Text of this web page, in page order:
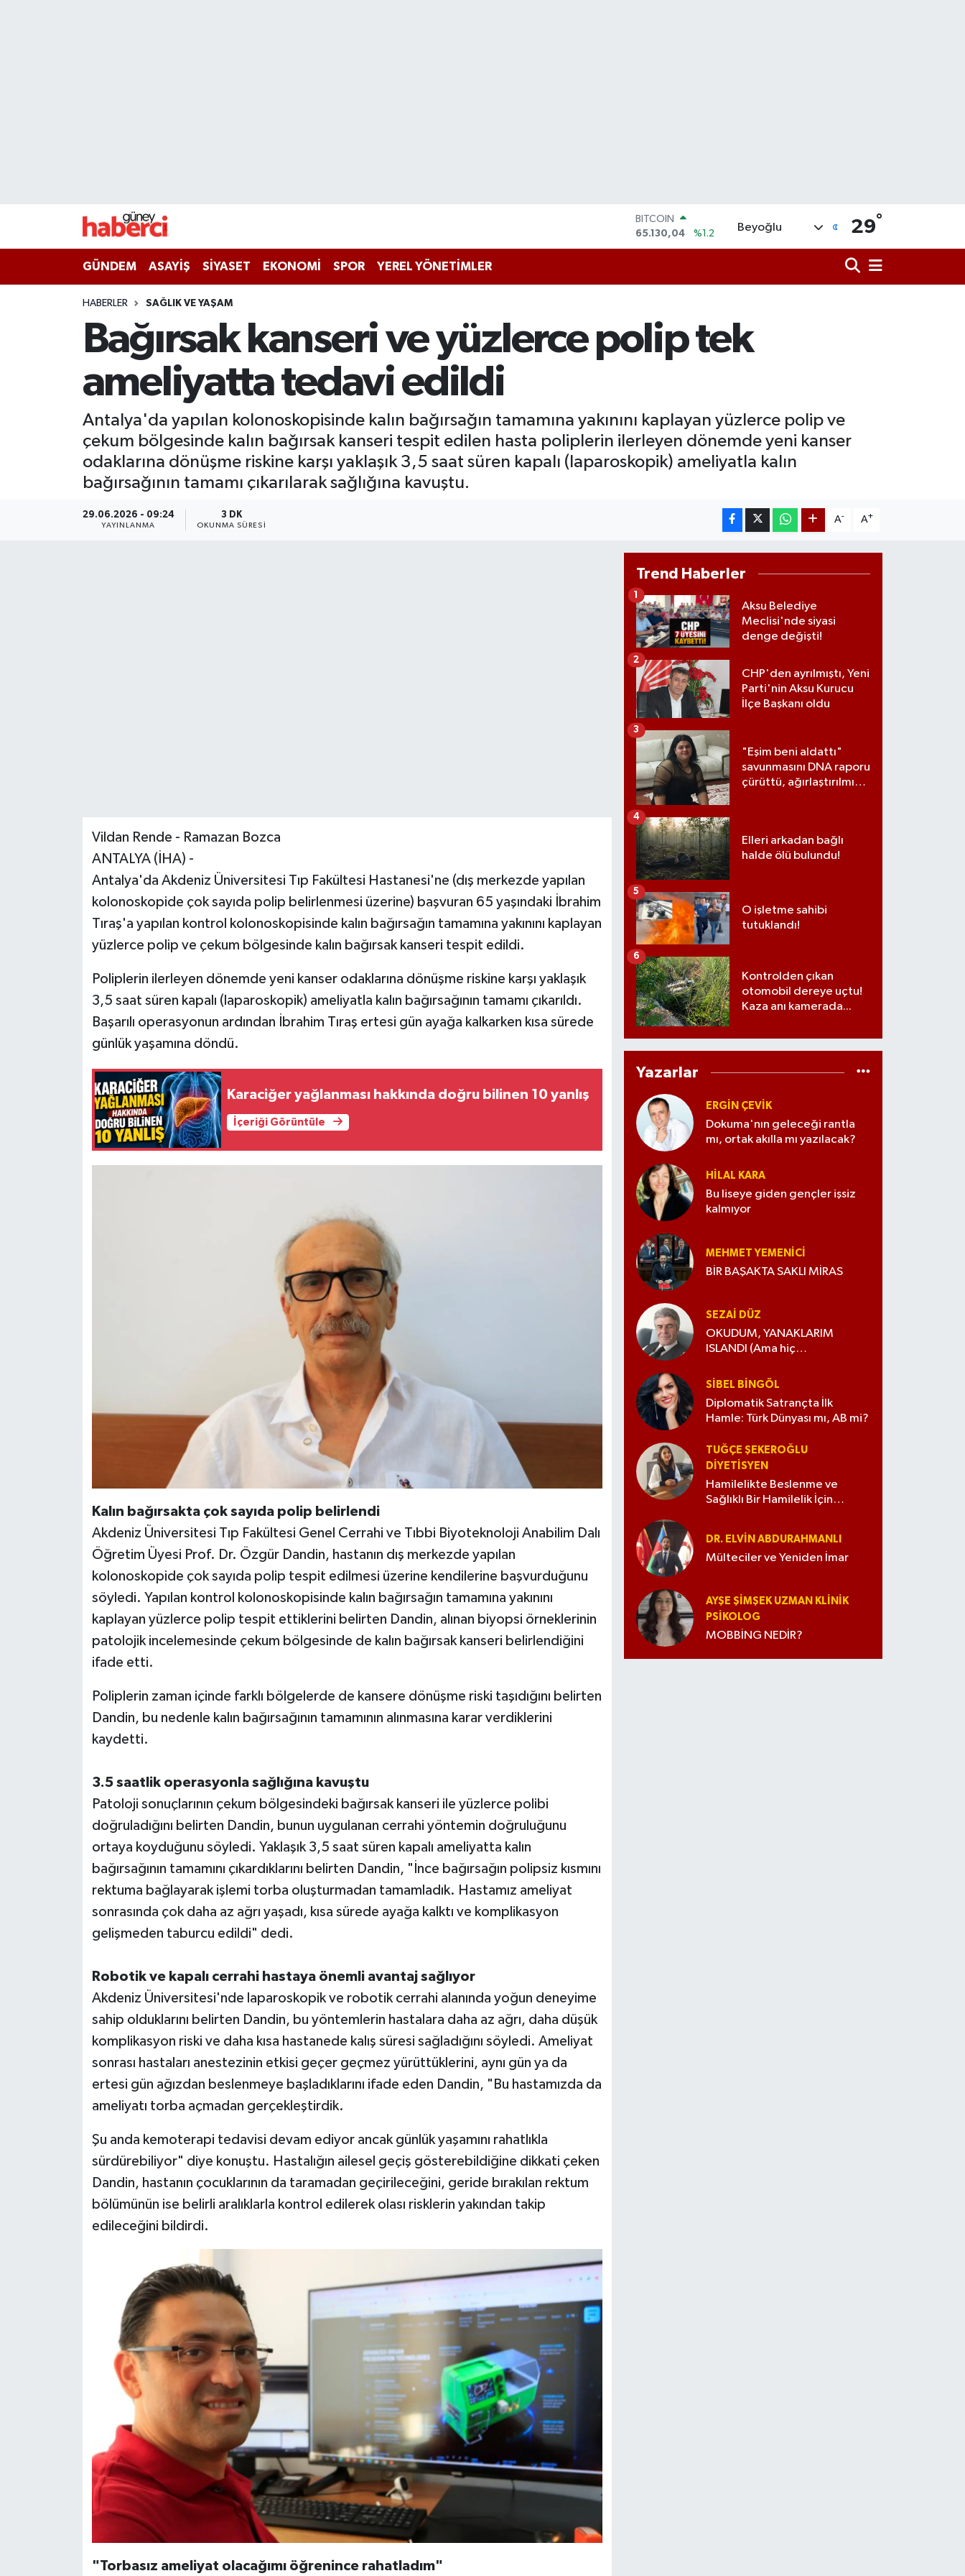
DOLAR
47,7106
%0.17
EURO
6648.99
BİST100
13.773
%-19
BITCOIN
Beyoğlu 29°
GÜNDEM ASAYİŞ SİYASET EKONOMİ SPOR YEREL YÖNETİMLER
HABERLER SAĞLIK VE YAŞAM
Bağırsak kanseri ve yüzlerce polip tek
ameliyatta tedavi edildi
Antalya'da yapılan kolonoskopisinde kalın bağırsağın tamamına yakınını kaplayan yüzlerce polip ve
çekum bölgesinde kalın bağırsak kanseri tespit edilen hasta poliplerin ilerleyen dönemde yeni kanser
odaklarına dönüşme riskine karşı yaklaşık 3,5 saat süren kapalı (laparoskopik) ameliyatla kalın
bağırsağının tamamı çıkarılarak sağlığına kavuştu.
29.06.2026 - 09:24
YAYINLANMA
3 DK
OKUNMA SÜRESI
A- A+
Vildan Rende - Ramazan Bozca
ANTALYA (İHA) -
Antalya'da Akdeniz Üniversitesi Tıp Fakültesi Hastanesi'ne (dış merkezde yapılan
kolonoskopide çok sayıda polip belirlenmesi üzerine) başvuran 65 yaşındaki İbrahim
Tıraş'a yapılan kontrol kolonoskopisinde kalın bağırsağın tamamına yakınını kaplayan
yüzlerce polip ve çekum bölgesinde kalın bağırsak kanseri tespit edildi.
Poliplerin ilerleyen dönemde yeni kanser odaklarına dönüşme riskine karşı yaklaşık
3,5 saat süren kapalı (laparoskopik) ameliyatla kalın bağırsağının tamamı çıkarıldı.
Başarılı operasyonun ardından İbrahim Tıraş ertesi gün ayağa kalkarken kısa sürede
günlük yaşamına döndü.
Karaciğer yağlanması hakkında doğru bilinen 10 yanlış
İçeriği Görüntüle
Kalın bağırsakta çok sayıda polip belirlendi
Akdeniz Üniversitesi Tıp Fakültesi Genel Cerrahi ve Tıbbi Biyoteknoloji Anabilim Dalı
Öğretim Üyesi Prof. Dr. Özgür Dandin, hastanın dış merkezde yapılan
kolonoskopide çok sayıda polip tespit edilmesi üzerine kendilerine başvurduğunu
söyledi. Yapılan kontrol kolonoskopisinde kalın bağırsağın tamamına yakınını
kaplayan yüzlerce polip tespit ettiklerini belirten Dandin, alınan biyopsi örneklerinin
patolojik incelemesinde çekum bölgesinde de kalın bağırsak kanseri belirlendiğini
ifade etti.
Poliplerin zaman içinde farklı bölgelerde de kansere dönüşme riski taşıdığını belirten
Dandin, bu nedenle kalın bağırsağının tamamının alınmasına karar verdiklerini
kaydetti.
3.5 saatlik operasyonla sağlığına kavuştu
Patoloji sonuçlarının çekum bölgesindeki bağırsak kanseri ile yüzlerce polibi
doğruladığını belirten Dandin, bunun uygulanan cerrahi yöntemin doğruluğunu
ortaya koyduğunu söyledi. Yaklaşık 3,5 saat süren kapalı ameliyatta kalın
bağırsağının tamamını çıkardıklarını belirten Dandin, "İnce bağırsağın polipsiz kısmını
rektuma bağlayarak işlemi torba oluşturmadan tamamladık. Hastamız ameliyat
sonrasında çok daha az ağrı yaşadı, kısa sürede ayağa kalktı ve komplikasyon
gelişmeden taburcu edildi" dedi.
Robotik ve kapalı cerrahi hastaya önemli avantaj sağlıyor
Akdeniz Üniversitesi'nde laparoskopik ve robotik cerrahi alanında yoğun deneyime
sahip olduklarını belirten Dandin, bu yöntemlerin hastalara daha az ağrı, daha düşük
komplikasyon riski ve daha kısa hastanede kalış süresi sağladığını söyledi. Ameliyat
sonrası hastaları anestezinin etkisi geçer geçmez yürüttüklerini, aynı gün ya da
ertesi gün ağızdan beslenmeye başladıklarını ifade eden Dandin, "Bu hastamızda da
ameliyatı torba açmadan gerçekleştirdik.
Şu anda kemoterapi tedavisi devam ediyor ancak günlük yaşamını rahatlıkla
sürdürebiliyor" diye konuştu. Hastalığın ailesel geçiş gösterebildiğine dikkati çeken
Dandin, hastanın çocuklarının da taramadan geçirileceğini, geride bırakılan rektum
bölümünün ise belirli aralıklarla kontrol edilerek olası risklerin yakından takip
edileceğini bildirdi.
"Torbasız ameliyat olacağımı öğrenince rahatladım"
Trend Haberler
Aksu Belediye
Meclisi'nde siyasi
denge değişti!
1
CHP'den ayrılmıştı, Yeni
Parti'nin Aksu Kurucu
İlçe Başkanı oldu
2
"Eşim beni aldattı"
savunmasını DNA raporu
çürüttü, ağırlaştırılmış
3
Elleri arkadan bağlı
halde ölü bulundu!
4
O işletme sahibi
tutuklandı!
5
Kontrolden çıkan
otomobil dereye uçtu!
Kaza anı kamerada...
6
Yazarlar
ERGIN ÇEVİK
Dokuma'nın geleceği rantla
mı, ortak akılla mı yazılacak?
HILAL KARA
Bu liseye giden gençler işsiz
kalmıyor
MEHMET YEMENICI
BİR BAŞAKTA SAKLI MİRAS
SEZAI DÜZ
OKUDUM, YANAKLARIM
ISLANDI (Ama hiç
SIBEL BINGÖL
Diplomatik Satrançta İlk
Hamle: Türk Dünyası mı, AB mi?
TUĞÇE ŞEKEROĞLU
DIYETISYEN
Hamilelikte Beslenme ve
Sağlıklı Bir Hamilelik İçin
DR. ELVIN ABDURAHMANLI
Mülteciler ve Yeniden İmar
AYŞE ŞIMŞEK UZMAN KLINIK
PSIKOLOG
MOBBİNG NEDİR?
Haber Arşivi